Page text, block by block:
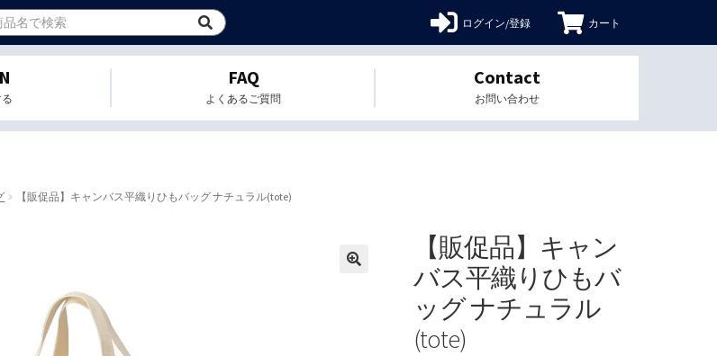
ログイン/登録 カート
FAQ
よくあるご質問
Contact
お問い合わせ
【販促品】キャンバス平織りひもバッグ ナチュラル(tote)
【販促品】キャン
バス平織りひもバ
ッグ ナチュラル
(tote)